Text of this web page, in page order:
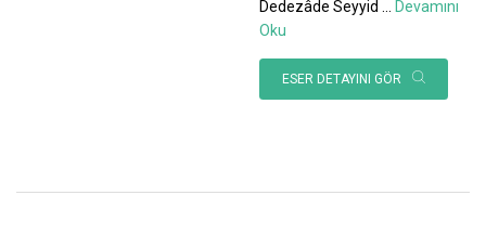
Dedezâde Seyyid
Devamını
Oku
ESER DETAYINI GÖR